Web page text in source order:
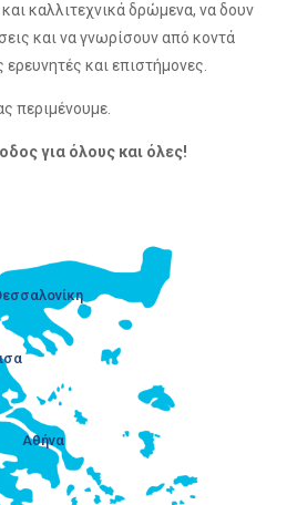
Αθήνα
και καλλιτεχνικά δρώμενα, να δουν
και να γνωρίσουν από κοντά
ερευνητές και επιστήμονες.
περιμένουμε.
για όλους και όλες!